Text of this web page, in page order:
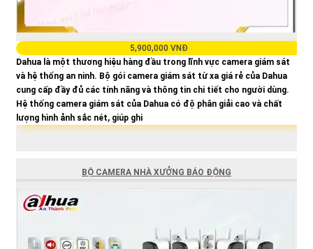
5,900,000 VNĐ
Dahua là một thương hiệu hàng đầu trong lĩnh vực camera giám sát
và hệ thống an ninh. Bộ gói camera giám sát từ xa giá rẻ của Dahua
cung cấp đầy đủ các tính năng và thông tin chi tiết cho người dùng.
Hệ thống camera giám sát của Dahua có độ phân giải cao và chất
lượng hình ảnh sắc nét, giúp ghi
BỘ CAMERA NHÀ XƯỞNG BÁO ĐỘNG